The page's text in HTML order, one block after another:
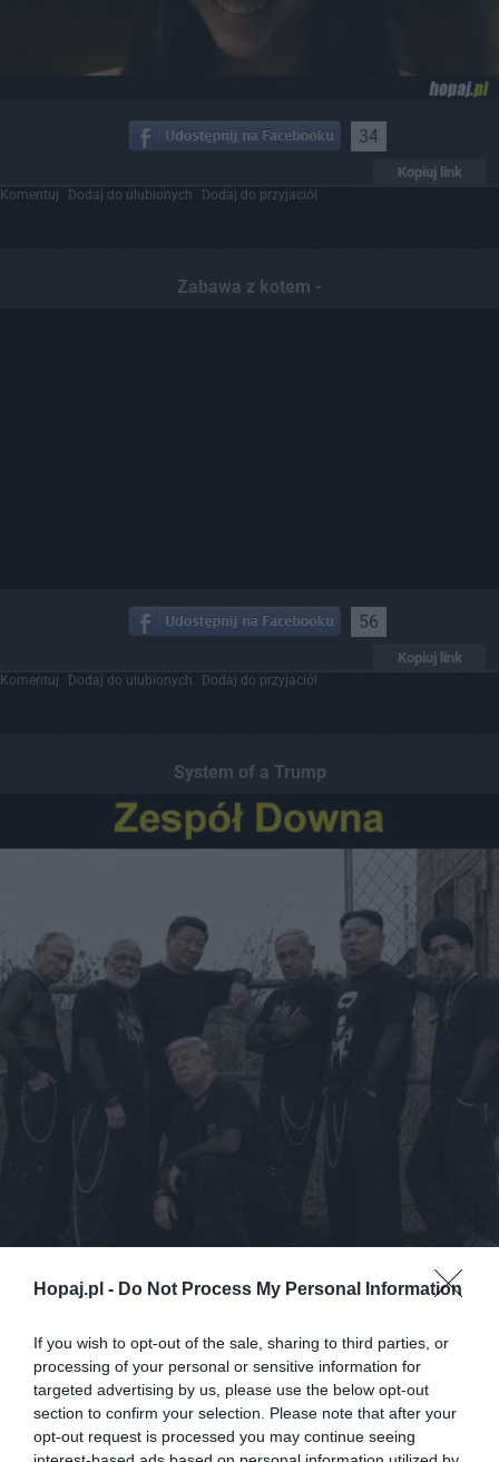
Hopaj.pl - Do Not Process My Personal Information
If you wish to opt-out of the sale, sharing to third parties, or
processing of your personal or sensitive information for
targeted advertising by us, please use the below opt-out
section to confirm your selection. Please note that after your
opt-out request is processed you may continue seeing
34
Kopiuj link
Komentuj Dodaj do ulubionych Dodaj do przyjaciół
Zabawa z kotem -
56
Kopiuj link
Komentuj Dodaj do ulubionych Dodaj do przyjaciół
System of a Trump
23
Kopiuj link
Komentuj Dodaj do ulubionych Dodaj do przyjaciół